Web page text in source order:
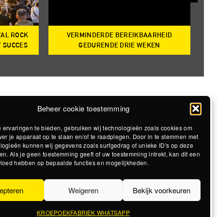
Beheer cookie toestemming
ervaringen te bieden, gebruiken wij technologieën zoals cookies om
je apparaat op te slaan en/of te raadplegen. Door in te stemmen met
kunnen wij gegevens zoals surfgedrag of unieke ID's op deze
Als je geen toestemming geeft of uw toestemming intrekt, kan dit een
hebben op bepaalde functies en mogelijkheden.
Weigeren Bekijk voorkeuren
KROEPOEKFABRIEK WHATSAPP
ROCK
SUCCES
VERMINDERDE BEREIKBAARHEID
GEDURENDE DRIE WEKEN